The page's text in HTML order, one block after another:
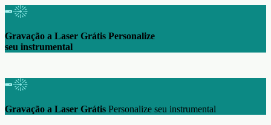
Frete Grátis Brasil Nas compras acima de
Frete Grátis Brasil - Nas compras acima de R$ 200*Exceto